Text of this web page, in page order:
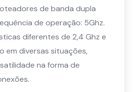
de banda dupla
de operação: 5Ghz.
diferentes de 2,4 Ghz e
em diversas situações,
na forma de